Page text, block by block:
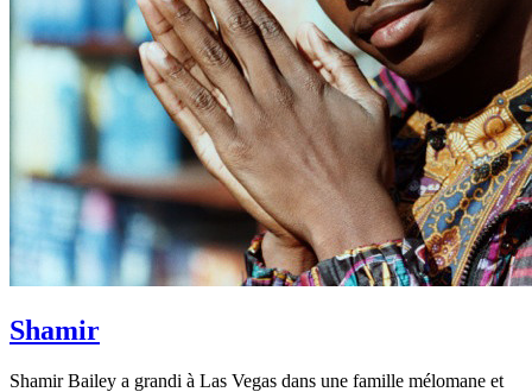
Shamir
Shamir Bailey a grandi à Las Vegas dans une famille mélomane et